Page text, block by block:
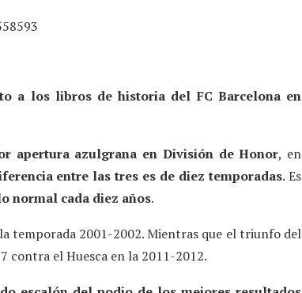
a los libros de historia del FC Barcelona en
apertura azulgrana en División de Honor, en
entre las tres es de diez temporadas. Es
normal cada diez años.
temporada 2001-2002. Mientras que el triunfo del
contra el Huesca en la 2011-2012.